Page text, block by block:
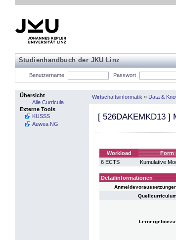
Studienhandbuch der JKU Linz
Benutzername Passwort
Übersicht
Alle Curricula
Externe Tools
KUSSS
Auwea NG
Wirtschaftsinformatik » Data &
[ 526DAKEMKD13 ]
Workload Form
6 ECTS
Kumulative
Detailinformationen